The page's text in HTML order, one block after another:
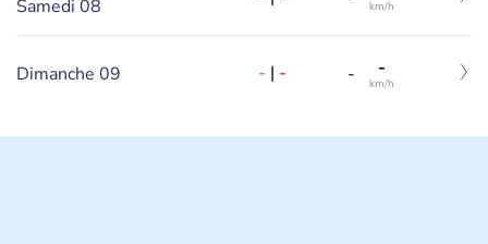
Samedi 08
km/h
Dimanche 09 - | - - -
km/h